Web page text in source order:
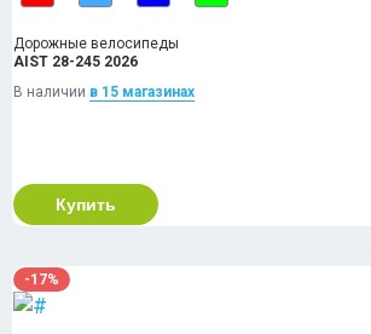
Дорожные велосипеды
AIST 28-245 2026
В наличии в 15 магазинах
Купить
-17%